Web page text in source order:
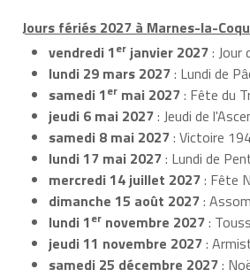
Jours fériés 2027 à Marnes-la-
vendredi 1er janvier 2027: Jour
lundi 29 mars 2027: Lundi de
samedi 1er mai 2027: Fête du
jeudi 6 mai 2027: Jeudi de
samedi 8 mai 2027: Victoire
lundi 17 mai 2027: Lundi de
mercredi 14 juillet 2027: Fête
dimanche 15 août 2027:
lundi 1er novembre 2027:
jeudi 11 novembre 2027:
samedi 25 décembre 2027: